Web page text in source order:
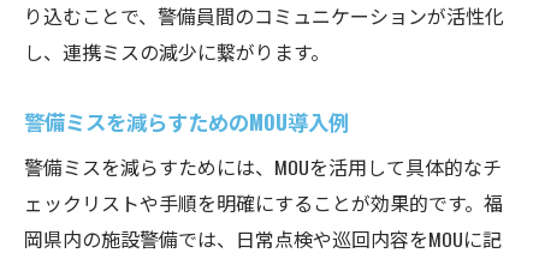
り込むことで、警備員間のコミュニケーションが活性化
し、連携ミスの減少に繋がります。
警備ミスを減らすためのMOU導入例
警備ミスを減らすためには、MOUを活用して具体的なチ
ェックリストや手順を明確にすることが効果的です。福
岡県内の施設警備では、日常点検や巡回内容をMOUに記